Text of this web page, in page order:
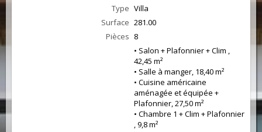
Type Villa
Surface 281.00
Pièces 8
• Salon + Plafonnier + Clim ,
42,45 m²
• Salle à manger, 18,40 m²
• Cuisine américaine
aménagée et équipée +
Plafonnier, 27,50 m²
• Chambre 1 + Clim + Plafonnier
, 9,8 m²